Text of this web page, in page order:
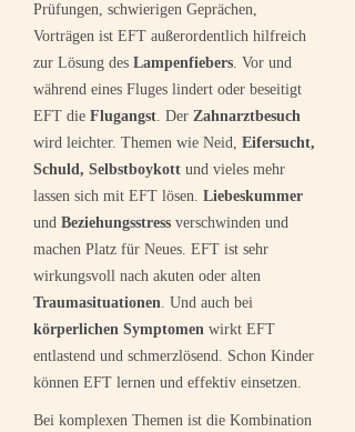
Prüfungen, schwierigen Geprächen,
Vorträgen ist EFT außerordentlich hilfreich
zur Lösung des Lampenfiebers. Vor und
während eines Fluges lindert oder beseitigt
EFT die Flugangst. Der Zahnarztbesuch
wird leichter. Themen wie Neid, Eifersucht,
Schuld, Selbstboykott und vieles mehr
lassen sich mit EFT lösen. Liebeskummer
und Beziehungsstress verschwinden und
machen Platz für Neues. EFT ist sehr
wirkungsvoll nach akuten oder alten
Traumasituationen. Und auch bei
körperlichen Symptomen wirkt EFT
entlastend und schmerzlösend. Schon Kinder
können EFT lernen und effektiv einsetzen.
Bei komplexen Themen ist die Kombination